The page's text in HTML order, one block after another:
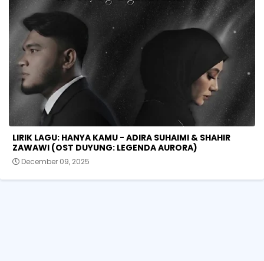
LIRIK LAGU: HANYA KAMU - ADIRA SUHAIMI & SHAHIR
ZAWAWI (OST DUYUNG: LEGENDA AURORA)
December 09, 2025